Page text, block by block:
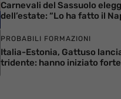
Carnevali del Sassuolo
dell’estate: “Lo ha fatto il
PROBABILI FORMAZIONI
Italia-Estonia, Gattuso
tridente: hanno iniziato forte